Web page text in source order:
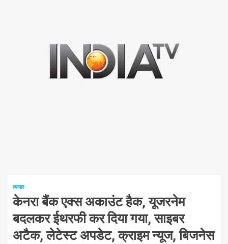
व्यापार
केनरा बैंक एक्स अकाउंट हैक, यूजरनेम
बदलकर ईथरफी कर दिया गया, साइबर
अटैक, लेटेस्ट अपडेट, क्राइम न्यूज, बिजनेस